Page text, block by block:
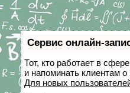
Сервис онлайн-
Тот, кто работает в
и напоминать клиентам
Для новых